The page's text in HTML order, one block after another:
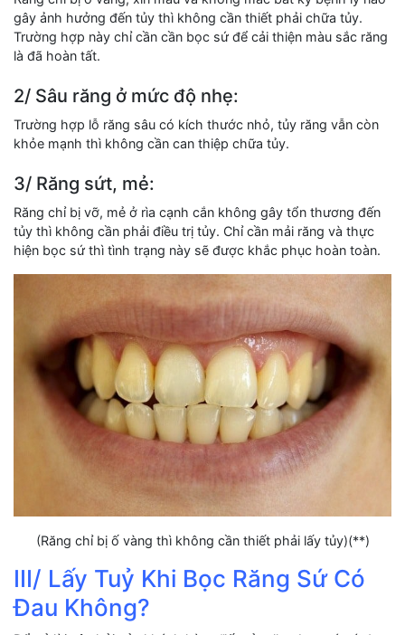
gây ảnh hưởng đến tủy thì không cần thiết phải chữa tủy.
Trường hợp này chỉ cần cần bọc sứ để cải thiện màu sắc răng
là đã hoàn tất.
2/ Sâu răng ở mức độ nhẹ:
Trường hợp lỗ răng sâu có kích thước nhỏ, tủy răng vẫn còn
khỏe mạnh thì không cần can thiệp chữa tủy.
3/ Răng sứt, mẻ:
Răng chỉ bị vỡ, mẻ ở rìa cạnh cắn không gây tổn thương đến
tủy thì không cần phải điều trị tủy. Chỉ cần mải răng và thực
hiện bọc sứ thì tình trạng này sẽ được khắc phục hoàn toàn.
(Răng chỉ bị ố vàng thì không cần thiết phải lấy tủy)(**)
III/ Lấy Tuỷ Khi Bọc Răng Sứ Có
Đau Không?